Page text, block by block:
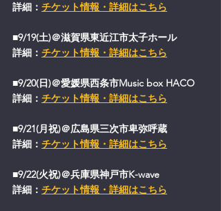
詳細： チケット情報・詳細はこちら
■9/19(土)＠滋賀県東近江市太子ホール
詳細： チケット情報・詳細はこちら
■9/20(日)＠愛媛県西条市Music box HACO
詳細： チケット情報・詳細はこちら
■9/21(月祝)＠広島県三次市卑弥呼蔵
詳細： チケット情報・詳細はこちら
■9/22(火祝)＠兵庫県神戸市K-wave
詳細： チケット情報・詳細はこちら